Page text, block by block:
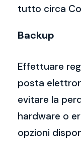
tutto circa
Backup
Effettuare
posta
evitare la
hardware o
opzioni